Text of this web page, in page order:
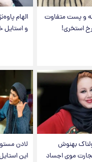
و پست متفاوت
استخری!
الهام
و
بهنوش
موی اجساد
این